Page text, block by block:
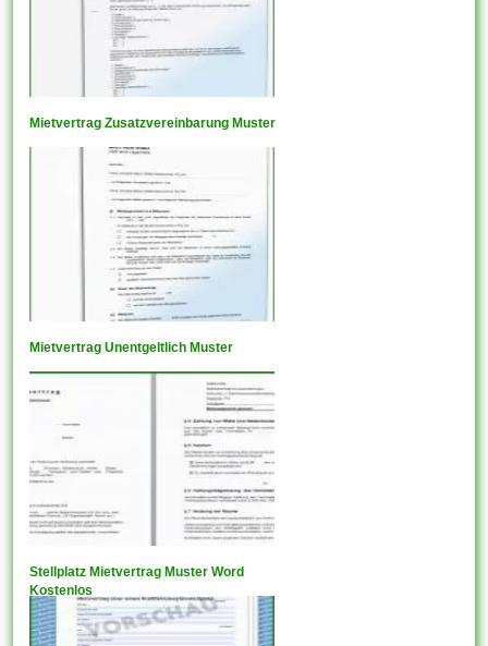
Mietvertrag Zusatzvereinbarung Muster
Mietvertrag Unentgeltlich Muster
Stellplatz Mietvertrag Muster Word
Kostenlos